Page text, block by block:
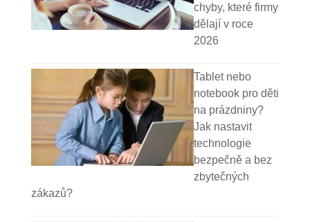
chyby, které firmy
dělají v roce
2026
Tablet nebo
notebook pro děti
na prázdniny?
Jak nastavit
technologie
bezpečně a bez
zbytečných
zákazů?